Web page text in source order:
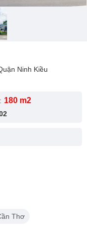
Ninh Kiều
180 m2
Thơ